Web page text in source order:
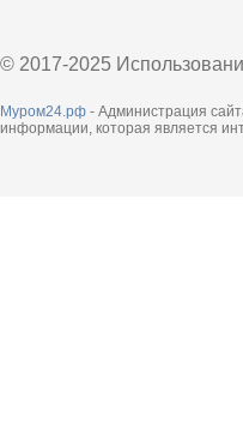
© 2017-2025
Муром24.рф - Администрация
информации, которая является